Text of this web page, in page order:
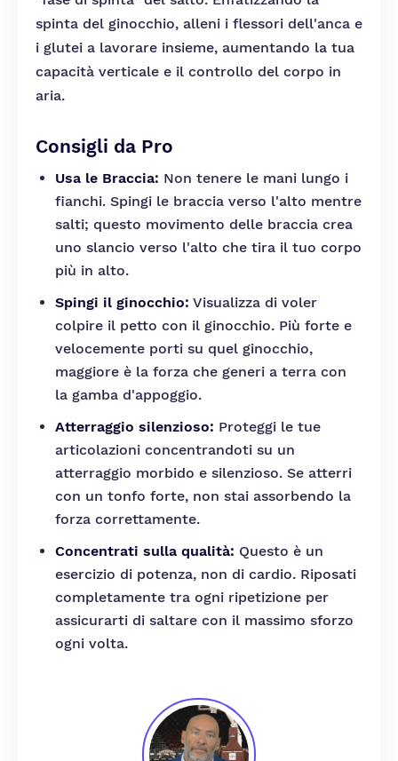
spinta del ginocchio, alleni i flessori dell'anca e
i glutei a lavorare insieme, aumentando la tua
capacità verticale e il controllo del corpo in
aria.
Consigli da Pro
Usa le Braccia: Non tenere le mani lungo i
fianchi. Spingi le braccia verso l'alto mentre
salti; questo movimento delle braccia crea
uno slancio verso l'alto che tira il tuo corpo
più in alto.
Spingi il ginocchio: Visualizza di voler
colpire il petto con il ginocchio. Più forte e
velocemente porti su quel ginocchio,
maggiore è la forza che generi a terra con
la gamba d'appoggio.
Atterraggio silenzioso: Proteggi le tue
articolazioni concentrandoti su un
atterraggio morbido e silenzioso. Se atterri
con un tonfo forte, non stai assorbendo la
forza correttamente.
Concentrati sulla qualità: Questo è un
esercizio di potenza, non di cardio. Riposati
completamente tra ogni ripetizione per
assicurarti di saltare con il massimo sforzo
ogni volta.